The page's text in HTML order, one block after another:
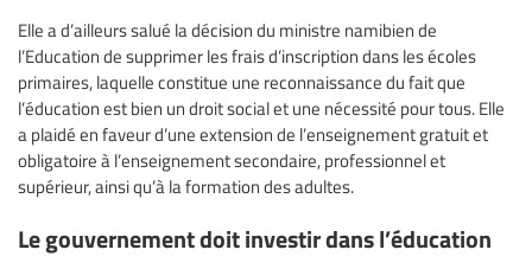
Elle a d’ailleurs salué la décision du ministre namibien de
l’Education de supprimer les frais d’inscription dans les écoles
primaires, laquelle constitue une reconnaissance du fait que
l’éducation est bien un droit social et une nécessité pour tous. Elle
a plaidé en faveur d’une extension de l’enseignement gratuit et
obligatoire à l’enseignement secondaire, professionnel et
supérieur, ainsi qu’à la formation des adultes.
Le gouvernement doit investir dans l’éducation